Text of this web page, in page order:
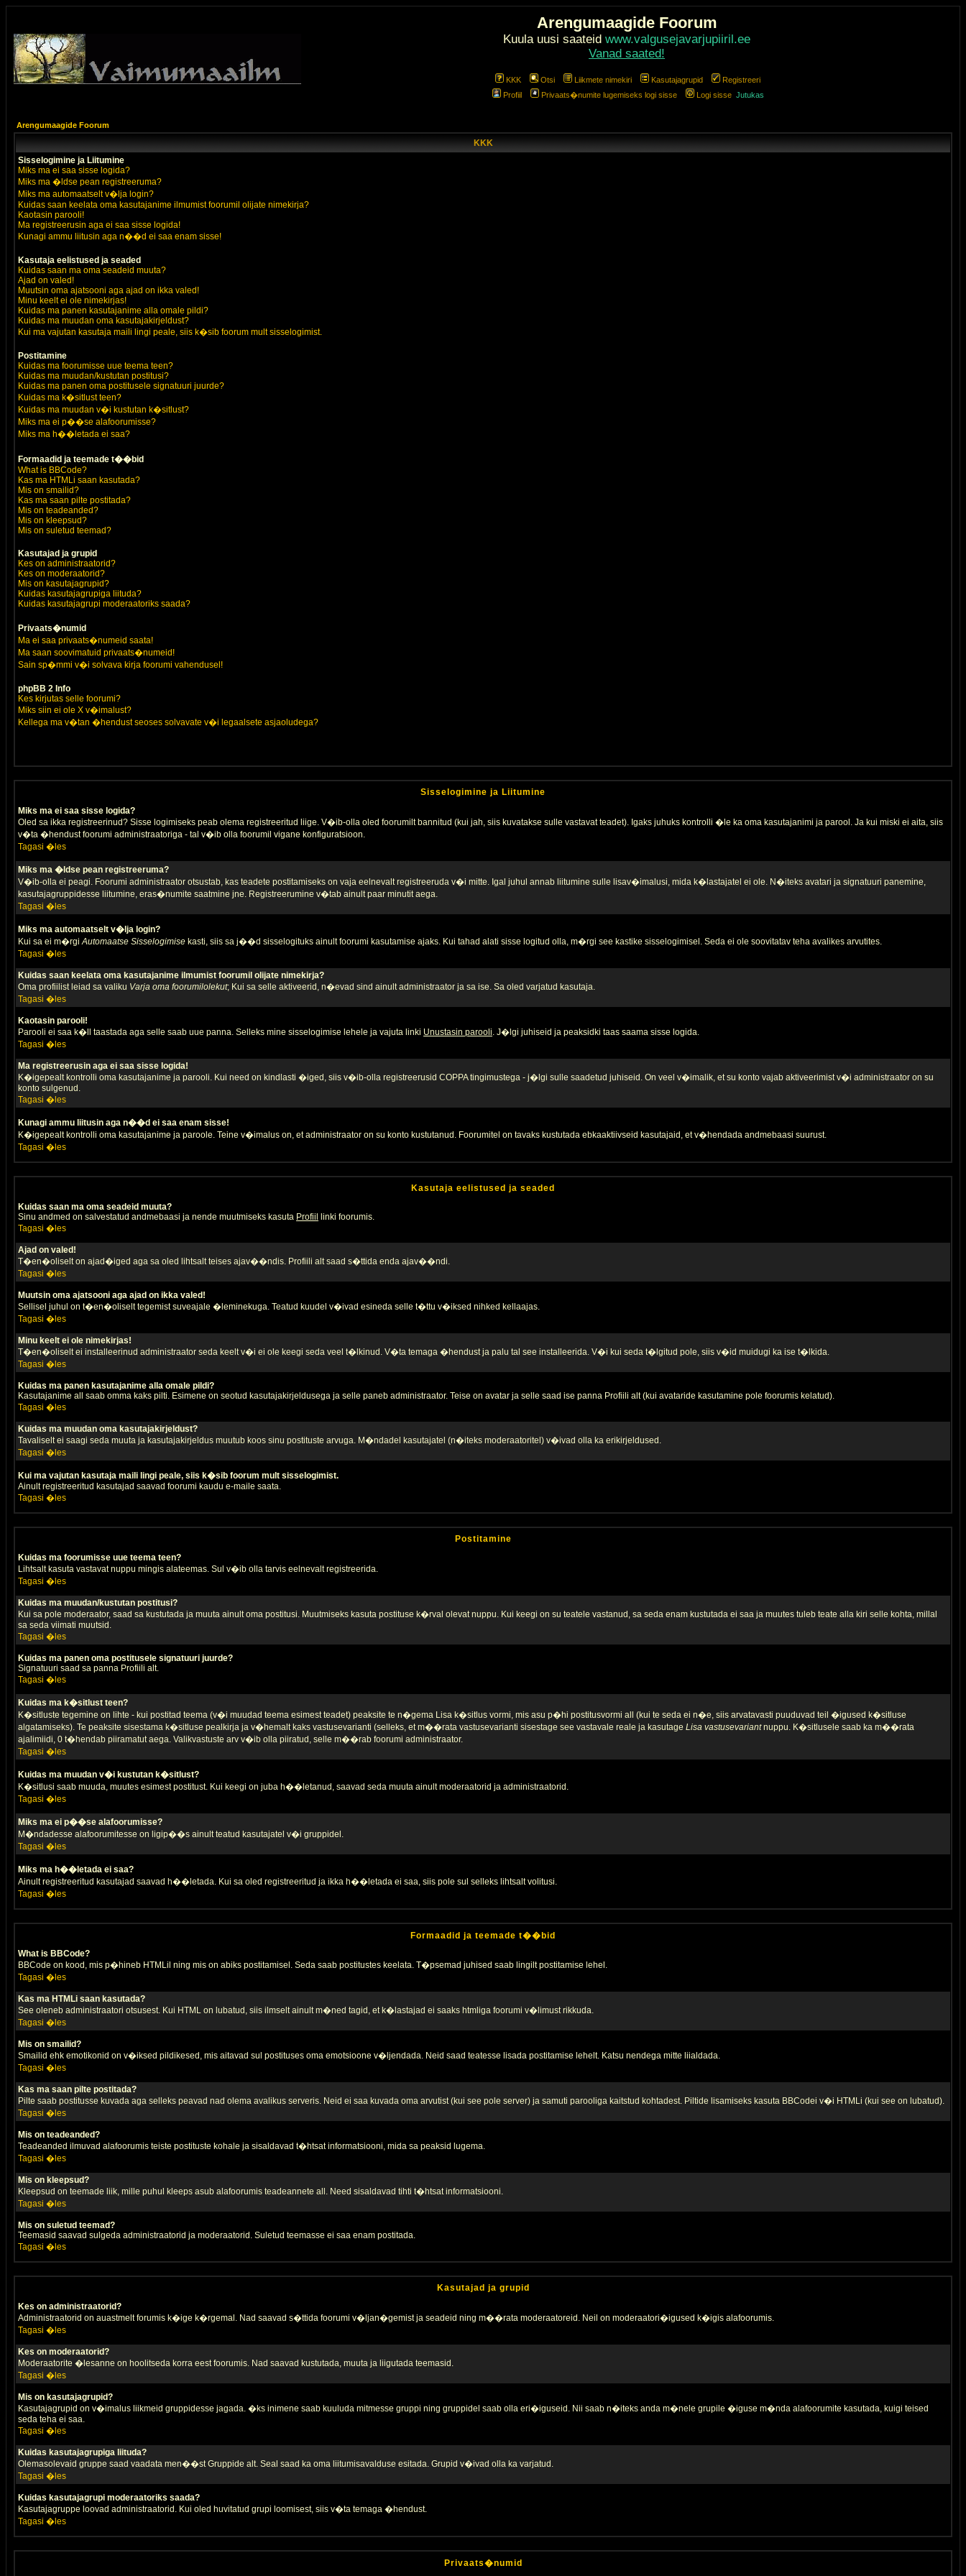
Arengumaagide Foorum
Kuula uusi saateid www.valgusejavarjupiiril.ee
Vanad saated!
KKK Otsi Liikmete nimekiri Kasutajagrupid
Registreeri
Profiil
Privaats�numite lugemiseks logi sisse Logi sisse Jutukas
Arengumaagide Foorum
KKK
Sisselogimine ja Liitumine
Miks ma ei saa sisse logida?
Miks ma �ldse pean registreeruma?
Miks ma automaatselt v�lja login?
Kuidas saan keelata oma kasutajanime ilmumist foorumil olijate nimekirja?
Kaotasin parooli!
Ma registreerusin aga ei saa sisse logida!
Kunagi ammu liitusin aga n��d ei saa enam sisse!
Kasutaja eelistused ja seaded
Kuidas saan ma oma seadeid muuta?
Ajad on valed!
Muutsin oma ajatsooni aga ajad on ikka valed!
Minu keelt ei ole nimekirjas!
Kuidas ma panen kasutajanime alla omale pildi?
Kuidas ma muudan oma kasutajakirjeldust?
Kui ma vajutan kasutaja maili lingi peale, siis k�sib foorum mult sisselogimist.
Postitamine
Kuidas ma foorumisse uue teema teen?
Kuidas ma muudan/kustutan postitusi?
Kuidas ma panen oma postitusele signatuuri juurde?
Kuidas ma k�sitlust teen?
Kuidas ma muudan v�i kustutan k�sitlust?
Miks ma ei p��se alafoorumisse?
Miks ma h��letada ei saa?
Formaadid ja teemade t��bid
What is BBCode?
Kas ma HTMLi saan kasutada?
Mis on smailid?
Kas ma saan pilte postitada?
Mis on teadeanded?
Mis on kleepsud?
Mis on suletud teemad?
Kasutajad ja grupid
Kes on administraatorid?
Kes on moderaatorid?
Mis on kasutajagrupid?
Kuidas kasutajagrupiga liituda?
Kuidas kasutajagrupi moderaatoriks saada?
Privaats�numid
Ma ei saa privaats�numeid saata!
Ma saan soovimatuid privaats�numeid!
Sain sp�mmi v�i solvava kirja foorumi vahendusel!
phpBB 2 Info
Kes kirjutas selle foorumi?
Miks siin ei ole X v�imalust?
Kellega ma v�tan �hendust seoses solvavate v�i legaalsete asjaoludega?
Sisselogimine ja Liitumine
Miks ma ei saa sisse logida?
Oled sa ikka registreerinud? Sisse logimiseks peab olema registreeritud liige. V�ib-olla oled foorumilt bannitud (kui jah, siis kuvatakse sulle vastavat teadet). Igaks juhuks kontrolli �le ka oma kasutajanimi ja parool. Ja kui miski ei aita, siis
v�ta �hendust foorumi administraatoriga - tal v�ib olla foorumil vigane konfiguratsioon.
Tagasi �les
Miks ma �ldse pean registreeruma?
V�ib-olla ei peagi. Foorumi administraator otsustab, kas teadete postitamiseks on vaja eelnevalt registreeruda v�i mitte. Igal juhul annab liitumine sulle lisav�imalusi, mida k�lastajatel ei ole. N�iteks avatari ja signatuuri panemine,
kasutajagruppidesse liitumine, eras�numite saatmine jne. Registreerumine v�tab ainult paar minutit aega.
Tagasi �les
Miks ma automaatselt v�lja login?
Kui sa ei m�rgiAutomaatse Sisselogimise kasti, siis sa j��d sisselogituks ainult foorumi kasutamise ajaks. Kui tahad alati sisse logitud olla, m�rgi see kastike sisselogimisel. Seda ei ole soovitatav teha avalikes arvutites.
Tagasi �les
Kuidas saan keelata oma kasutajanime ilmumist foorumil olijate nimekirja?
Oma profiilist leiad sa valiku Varja oma foorumilolekut; Kui sa selle aktiveerid, n�evad sind ainult administraator ja sa ise. Sa oled varjatud kasutaja.
Tagasi �les
Kaotasin parooli!
Parooli ei saa k�ll taastada aga selle saab uue panna. Selleks mine sisselogimise lehele ja vajuta linki Unustasin parooli. J�lgi juhiseid ja peaksidki taas saama sisse logida.
Tagasi �les
Ma registreerusin aga ei saa sisse logida!
K�igepealt kontrolli oma kasutajanime ja parooli. Kui need on kindlasti �iged, siis v�ib-olla registreerusid COPPA tingimustega - j�lgi sulle saadetud juhiseid. On veel v�imalik, et su konto vajab aktiveerimist v�i administraator on su
konto sulgenud.
Tagasi �les
Kunagi ammu liitusin aga n��d ei saa enam sisse!
K�igepealt kontrolli oma kasutajanime ja paroole. Teine v�imalus on, et administraator on su konto kustutanud. Foorumitel on tavaks kustutada ebkaaktiivseid kasutajaid, et v�hendada andmebaasi suurust.
Tagasi �les
Kasutaja eelistused ja seaded
Kuidas saan ma oma seadeid muuta?
Sinu andmed on salvestatud andmebaasi ja nende muutmiseks kasuta Profiil
linki foorumis.
Tagasi �les
Ajad on valed!
T�en�oliselt on ajad�iged aga sa oled lihtsalt teises ajav��ndis. Profiili alt saad s�ttida enda ajav��ndi.
Tagasi �les
Muutsin oma ajatsooni aga ajad on ikka valed!
Sellisel juhul on t�en�oliselt tegemist suveajale �leminekuga. Teatud kuudel v�ivad esineda selle t�ttu v�iksed nihked kellaajas.
Tagasi �les
Minu keelt ei ole nimekirjas!
T�en�oliselt ei installeerinud administraator seda keelt v�i ei ole keegi seda veel t�lkinud. V�ta temaga �hendust ja palu tal see installeerida. V�i kui seda t�lgitud pole, siis v�id muidugi ka ise t�lkida.
Tagasi �les
Kuidas ma panen kasutajanime alla omale pildi?
Kasutajanime all saab omma kaks pilti. Esimene on seotud kasutajakirjeldusega ja selle paneb administraator. Teise on avatar ja selle saad ise panna Profiili alt (kui avataride kasutamine pole foorumis kelatud).
Tagasi �les
Kuidas ma muudan oma kasutajakirjeldust?
Tavaliselt ei saagi seda muuta ja kasutajakirjeldus muutub koos sinu postituste arvuga. M�ndadel kasutajatel (n�iteks moderaatoritel) v�ivad olla ka erikirjeldused.
Tagasi �les
Kui ma vajutan kasutaja maili lingi peale, siis k�sib foorum mult sisselogimist.
Ainult registreeritud kasutajad saavad foorumi kaudu e-maile saata.
Tagasi �les
Postitamine
Kuidas ma foorumisse uue teema teen?
Lihtsalt kasuta vastavat nuppu mingis alateemas. Sul v�ib olla tarvis eelnevalt registreerida.
Tagasi �les
Kuidas ma muudan/kustutan postitusi?
Kui sa pole moderaator, saad sa kustutada ja muuta ainult oma postitusi. Muutmiseks kasuta postituse k�rval olevat nuppu. Kui keegi on su teatele vastanud, sa seda enam kustutada ei saa ja muutes tuleb teate alla kiri selle kohta, millal
sa seda viimati muutsid.
Tagasi �les
Kuidas ma panen oma postitusele signatuuri juurde?
Signatuuri saad sa panna Profiili alt.
Tagasi �les
Kuidas ma k�sitlust teen?
K�sitluste tegemine on lihte - kui postitad teema (v�i muudad teema esimest teadet) peaksite te n�gema Lisa k�sitlus vormi, mis asu p�hi postitusvormi all (kui te seda ei n�e, siis arvatavasti puuduvad teil �igused k�sitluse
algatamiseks). Te peaksite sisestama k�sitluse pealkirja ja v�hemalt kaks vastusevarianti (selleks, et m��rata vastusevarianti sisestage see vastavale reale ja kasutage Lisa vastusevariantnuppu. K�sitlusele saab ka m��rata
ajalimiidi, 0 t�hendab piiramatut aega. Valikvastuste arv v�ib olla piiratud, selle m��rab foorumi administraator.
Tagasi �les
Kuidas ma muudan v�i kustutan k�sitlust?
K�sitlusi saab muuda, muutes esimest postitust. Kui keegi on juba h��letanud, saavad seda muuta ainult moderaatorid ja administraatorid.
Tagasi �les
Miks ma ei p��se alafoorumisse?
M�ndadesse alafoorumitesse on ligip��s ainult teatud kasutajatel v�i gruppidel.
Tagasi �les
Miks ma h��letada ei saa?
Ainult registreeritud kasutajad saavad h��letada. Kui sa oled registreeritud ja ikka h��letada ei saa, siis pole sul selleks lihtsalt volitusi.
Tagasi �les
Formaadid ja teemade t��bid
What is BBCode?
BBCode on kood, mis p�hineb HTMLil ning mis on abiks postitamisel. Seda saab postitustes keelata. T�psemad juhised saab lingilt postitamise lehel.
Tagasi �les
Kas ma HTMLi saan kasutada?
See oleneb administraatori otsusest. Kui HTML on lubatud, siis ilmselt ainult m�ned tagid, et k�lastajad ei saaks htmliga foorumi v�limust rikkuda.
Tagasi �les
Mis on smailid?
Smailid ehk emotikonid on v�iksed pildikesed, mis aitavad sul postituses oma emotsioone v�ljendada. Neid saad teatesse lisada postitamise lehelt. Katsu nendega mitte liialdada.
Tagasi �les
Kas ma saan pilte postitada?
Pilte saab postitusse kuvada aga selleks peavad nad olema avalikus serveris. Neid ei saa kuvada oma arvutist (kui see pole server) ja samuti parooliga kaitstud kohtadest. Piltide lisamiseks kasuta BBCodei v�i HTMLi (kui see on lubatud).
Tagasi �les
Mis on teadeanded?
Teadeanded ilmuvad alafoorumis teiste postituste kohale ja sisaldavad t�htsat informatsiooni, mida sa peaksid lugema.
Tagasi �les
Mis on kleepsud?
Kleepsud on teemade liik, mille puhul kleeps asub alafoorumis teadeannete all. Need sisaldavad tihti t�htsat informatsiooni.
Tagasi �les
Mis on suletud teemad?
Teemasid saavad sulgeda administraatorid ja moderaatorid. Suletud teemasse ei saa enam postitada.
Tagasi �les
Kasutajad ja grupid
Kes on administraatorid?
Administraatorid on auastmelt forumis k�ige k�rgemal. Nad saavad s�ttida foorumi v�ljan�gemist ja seadeid ning m��rata moderaatoreid. Neil on moderaatori�igused k�igis alafoorumis.
Tagasi �les
Kes on moderaatorid?
Moderaatorite �lesanne on hoolitseda korra eest foorumis. Nad saavad kustutada, muuta ja liigutada teemasid.
Tagasi �les
Mis on kasutajagrupid?
Kasutajagrupid on v�imalus liikmeid gruppidesse jagada. �ks inimene saab kuuluda mitmesse gruppi ning gruppidel saab olla eri�iguseid. Nii saab n�iteks anda m�nele grupile �iguse m�nda alafoorumite kasutada, kuigi teised
seda teha ei saa.
Tagasi �les
Kuidas kasutajagrupiga liituda?
Olemasolevaid gruppe saad vaadata men��st Gruppide alt. Seal saad ka oma liitumisavalduse esitada. Grupid v�ivad olla ka varjatud.
Tagasi �les
Kuidas kasutajagrupi moderaatoriks saada?
Kasutajagruppe loovad administraatorid. Kui oled huvitatud grupi loomisest, siis v�ta temaga �hendust.
Tagasi �les
Privaats�numid